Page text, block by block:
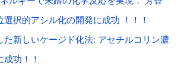
択的アシル化の開発に成功 ！！！
た新しいケージド化法: アセチルコリン濃
功！！